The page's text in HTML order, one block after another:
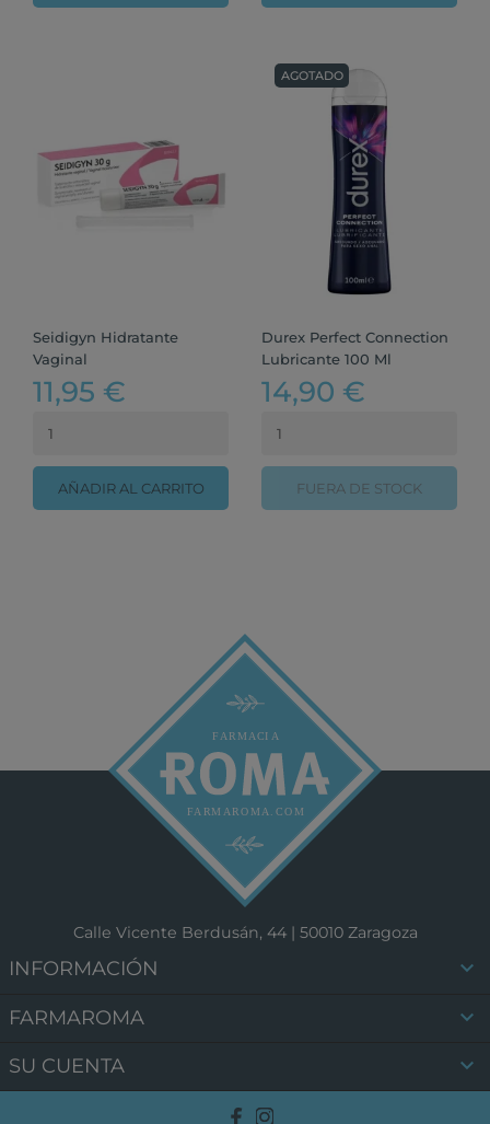
Seidigyn Hidratante
Vaginal
11,95 €
AÑADIR AL CARRITO
Durex Perfect Connection
Lubricante 100 Ml
14,90 €
FUERA DE STOCK
AGOTADO
Calle Vicente Berdusán, 44 | 50010 Zaragoza
INFORMACIÓN 
FARMAROMA 
SU CUENTA 